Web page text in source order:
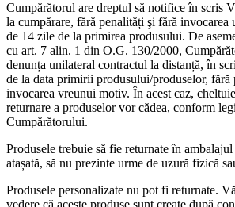
Cumpărătorul are dreptul să notifice în scris
la cumpărare, fără penalități şi fără invocarea
de 14 zile de la primirea produsului. De
cu art. 7 alin. 1 din O.G. 130/2000,
denunța unilateral contractul la distanță, în
de la data primirii produsului/produselor, fără
invocarea vreunui motiv. În acest caz,
returnare a produselor vor cădea, conform
Cumpărătorului.
Produsele trebuie să fie returnate în
atașată, să nu prezinte urme de uzură fizică
Produsele personalizate nu pot fi returnate.